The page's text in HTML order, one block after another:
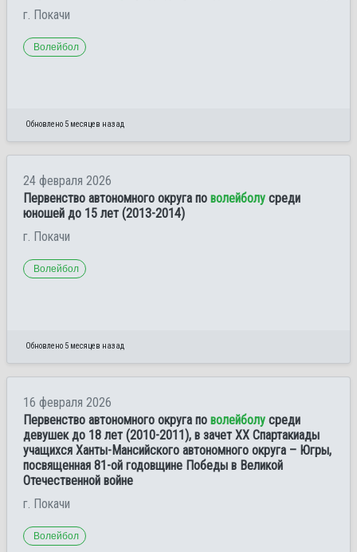
г. Покачи
Волейбол
Обновлено 5 месяцев назад
24 февраля 2026
Первенство автономного округа по волейболу среди
юношей до 15 лет (2013-2014)
г. Покачи
Волейбол
Обновлено 5 месяцев назад
16 февраля 2026
Первенство автономного округа по волейболу среди
девушек до 18 лет (2010-2011), в зачет XX Спартакиады
учащихся Ханты-Мансийского автономного округа – Югры,
посвященная 81-ой годовщине Победы в Великой
Отечественной войне
г. Покачи
Волейбол